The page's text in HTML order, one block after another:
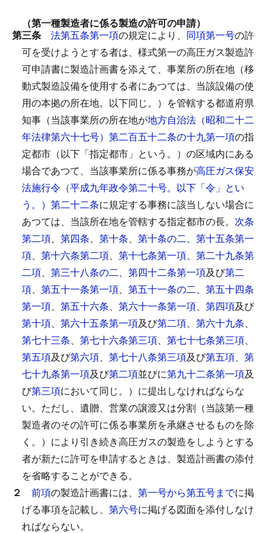
（第一種製造者に係る製造の許可の申請）
第三条
法第五条第一項の規定により、 同項第一号の許
可を受けようとする者は、様式第一の高圧ガス製造許
可申請書に製造計画書を添えて、事業所の所在地（移
動式製造設備を使用する者にあつては、当該設備の使
用の本拠の所在地。以下同じ。）を管轄する都道府県
知事（当該事業所の所在地が地方自治法（昭和二十二
年法律第六十七号）第二百五十二条の十九第一項の指
定都市（以下「指定都市」という。）の区域内にある
場合であつて、当該事業所に係る事務が高圧ガス保安
法施行令（平成九年政令第二十号。以下「令」とい
う。）第二十二条に規定する事務に該当しない場合に
あつては、当該所在地を管轄する指定都市の長。 次条
第二項、 第四条、 第十条、 第十条の二、 第十五条第一
項、 第十六条第二項、 第十七条第一項、 第二十九条第
二項、 第三十八条の二、 第四十二条第一項及び第二
項、 第五十一条第一項、 第五十一条の二、 第五十四条
第一項、 第五十六条、 第六十一条第一項、 第四項及び
第十項、 第六十五条第一項及び第二項、 第六十九条、
第七十三条、 第七十六条第三項、 第七十七条第三項、
第五項及び第六項、 第七十八条第三項及び第五項、 第
七十九条第一項及び第二項並びに第九十二条第一項及
び第三項において同じ。）に提出しなければならな
い。 ただし、遺贈、営業の譲渡又は分割（当該第一種
製造者のその許可に係る事業所を承継させるものを除
く。）により引き続き高圧ガスの製造をしようとする
者が新たに許可を申請するときは、製造計画書の添付
を省略することができる。
２
前項の製造計画書には、 第一号から第五号までに掲
げる事項を記載し、 第六号に掲げる図面を添付しなけ
ればならない。